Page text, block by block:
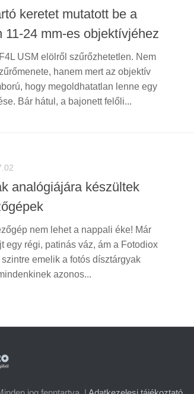
keretet mutatott be a
11-24 mm-es objektívjéhez
USM elölről szűrőzhetetlen. Nem
hanem mert az objektív
hogy megoldhatatlan lenne egy
Bár hátul, a bajonett felőli...
analógiájára készültek
nem lehet a nappali éke! Már
egy régi, patinás váz, ám a Fotodiox
emelik a fotós dísztárgyak
azonos...